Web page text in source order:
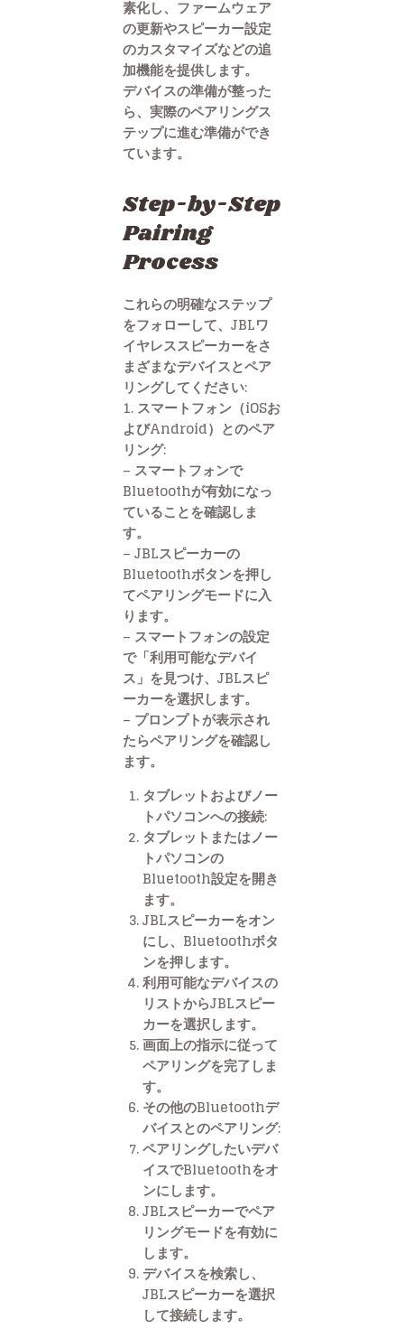
素化し、ファームウェア
の更新やスピーカー設定
のカスタマイズなどの追
加機能を提供します。
デバイスの準備が整った
ら、実際のペアリングス
テップに進む準備ができ
ています。
Step-by-Step
Pairing
Process
これらの明確なステップ
をフォローして、JBLワ
イヤレススピーカーをさ
まざまなデバイスとペア
リングしてください:
1. スマートフォン（iOSお
よびAndroid）とのペア
リング:
– スマートフォンで
Bluetoothが有効になっ
ていることを確認しま
す。
– JBLスピーカーの
Bluetoothボタンを押し
てペアリングモードに入
ります。
– スマートフォンの設定
で「利用可能なデバイ
ス」を見つけ、JBLスピ
ーカーを選択します。
– プロンプトが表示され
たらペアリングを確認し
ます。
タブレットおよびノー
トパソコンへの接続:
タブレットまたはノー
トパソコンの
Bluetooth設定を開き
ます。
JBLスピーカーをオン
にし、Bluetoothボタ
ンを押します。
利用可能なデバイスの
リストからJBLスピー
カーを選択します。
画面上の指示に従って
ペアリングを完了しま
す。
その他のBluetoothデ
バイスとのペアリング:
ペアリングしたいデバ
イスでBluetoothをオ
ンにします。
JBLスピーカーでペア
リングモードを有効に
します。
デバイスを検索し、
JBLスピーカーを選択
して接続します。